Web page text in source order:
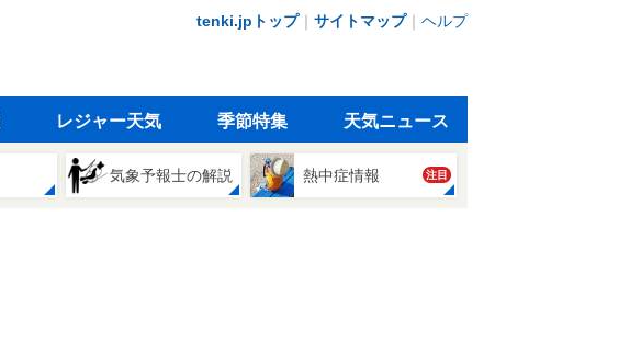
tenki.jpトップ｜ サイトマップ｜ ヘルプ
レジャー天気 季節特集 天気ニュース
気象予報士の解説 熱中症情報 注目